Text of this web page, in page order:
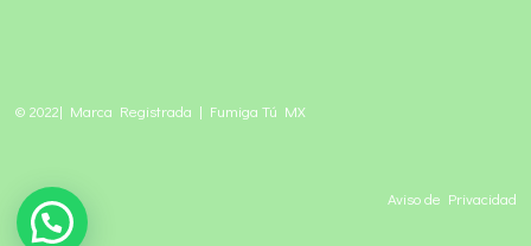
© 2022| Marca Registrada | Fumiga Tú MX
Aviso de Privacidad